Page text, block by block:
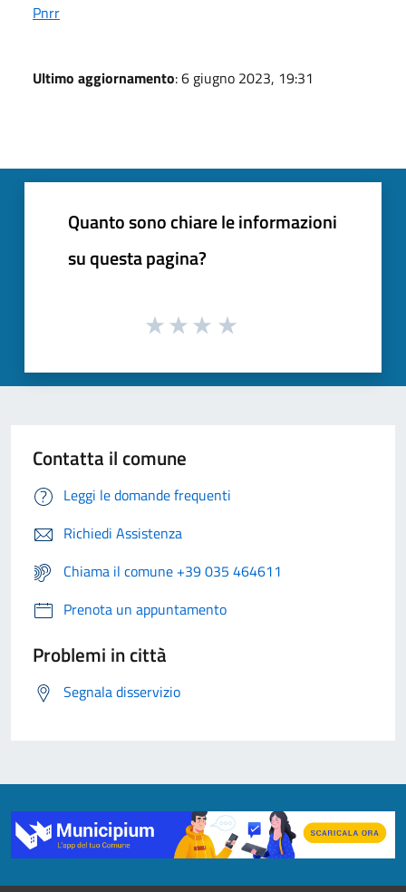
Pnrr
Ultimo aggiornamento: 6 giugno 2023, 19:31
Quanto sono chiare le informazioni
su questa pagina?
Contatta il comune
Leggi le domande frequenti
Richiedi Assistenza
Chiama il comune +39 035 464611
Prenota un appuntamento
Problemi in città
Segnala disservizio